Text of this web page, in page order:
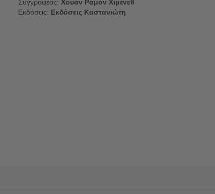
Συγγραφέας: Χουάν Ραμόν Χιμένεθ
Εκδόσεις: Εκδόσεις Καστανιώτη